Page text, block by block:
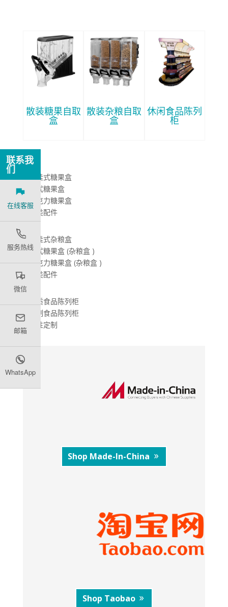
散装糖果自取
盒
散装杂粮自取
盒
休闲食品陈列
柜
– 悬挂式糖果盒
– 台式糖果盒
– 亚克力糖果盒
– 各类配件
– 悬挂式杂粮盒
– 台式糖果盒 (杂粮盒 )
– 亚克力糖果盒 (杂粮盒 )
– 各类配件
– 铁质食品陈列柜
– 木制食品陈列柜
– 个性定制
Shop Made-In-China
Shop Taobao
联系我
们
在线客服
服务热线
微信
邮箱
WhatsApp